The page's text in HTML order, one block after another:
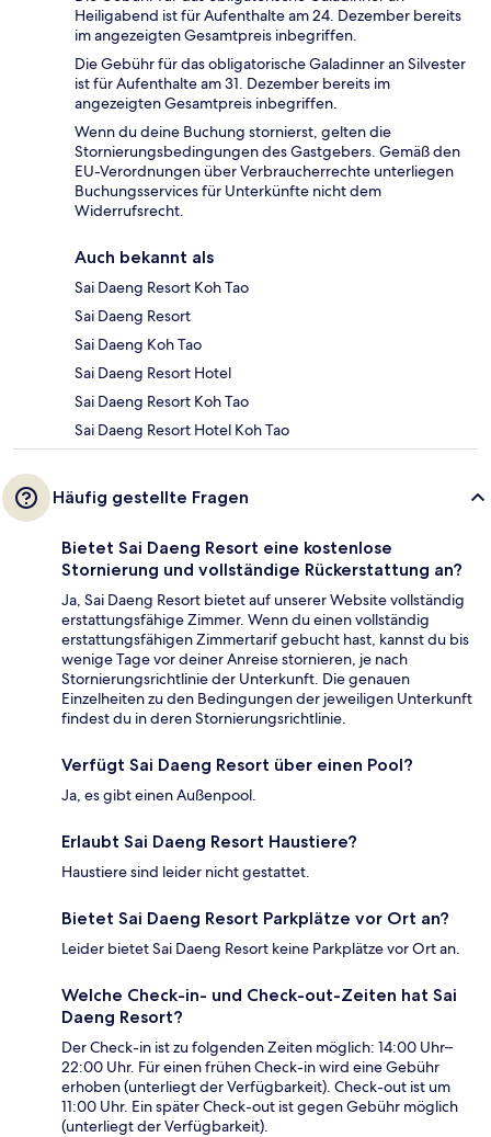
Heiligabend ist für Aufenthalte am 24. Dezember bereits
im angezeigten Gesamtpreis inbegriffen.
Die Gebühr für das obligatorische Galadinner an Silvester
ist für Aufenthalte am 31. Dezember bereits im
angezeigten Gesamtpreis inbegriffen.
Wenn du deine Buchung stornierst, gelten die
Stornierungsbedingungen des Gastgebers. Gemäß den
EU-Verordnungen über Verbraucherrechte unterliegen
Buchungsservices für Unterkünfte nicht dem
Widerrufsrecht.
Auch bekannt als
Sai Daeng Resort Koh Tao
Sai Daeng Resort
Sai Daeng Koh Tao
Sai Daeng Resort Hotel
Sai Daeng Resort Koh Tao
Sai Daeng Resort Hotel Koh Tao
Häufig gestellte Fragen
Bietet Sai Daeng Resort eine kostenlose
Stornierung und vollständige Rückerstattung an?
Ja, Sai Daeng Resort bietet auf unserer Website vollständig
erstattungsfähige Zimmer. Wenn du einen vollständig
erstattungsfähigen Zimmertarif gebucht hast, kannst du bis
wenige Tage vor deiner Anreise stornieren, je nach
Stornierungsrichtlinie der Unterkunft. Die genauen
Einzelheiten zu den Bedingungen der jeweiligen Unterkunft
findest du in deren Stornierungsrichtlinie.
Verfügt Sai Daeng Resort über einen Pool?
Ja, es gibt einen Außenpool.
Erlaubt Sai Daeng Resort Haustiere?
Haustiere sind leider nicht gestattet.
Bietet Sai Daeng Resort Parkplätze vor Ort an?
Leider bietet Sai Daeng Resort keine Parkplätze vor Ort an.
Welche Check-in- und Check-out-Zeiten hat Sai
Daeng Resort?
Der Check-in ist zu folgenden Zeiten möglich: 14:00 Uhr–
22:00 Uhr. Für einen frühen Check-in wird eine Gebühr
erhoben (unterliegt der Verfügbarkeit). Check-out ist um
11:00 Uhr. Ein später Check-out ist gegen Gebühr möglich
(unterliegt der Verfügbarkeit).